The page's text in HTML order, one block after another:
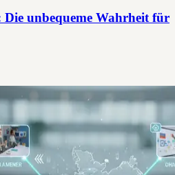
unbequeme Wahrheit für